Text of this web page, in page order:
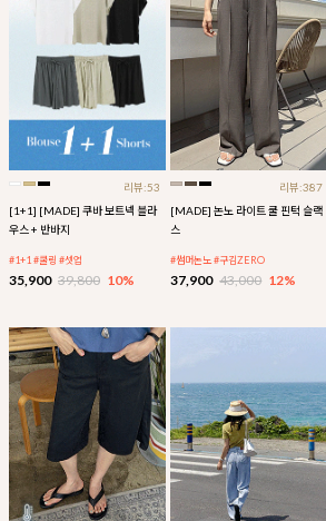
리뷰:53
[1+1] [MADE] 쿠바 보트넥 블라
우스 + 반바지
#1+1 #쿨링 #셋업
35,900 39,800 10%
리뷰:387
[MADE] 논노 라이트 쿨 핀턱 슬랙
스
#썸머논노 #구김ZERO
37,900 43,000 12%